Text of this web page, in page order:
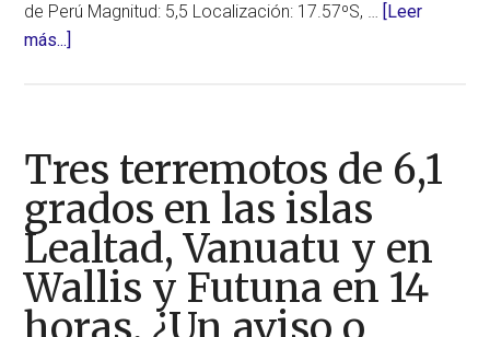
de Perú Magnitud: 5,5 Localización: 17.57ºS, … [Leer
más...]
mundo
desde
el
25
de
febrero
Tres terremotos de 6,1
grados en las islas
Lealtad, Vanuatu y en
Wallis y Futuna en 14